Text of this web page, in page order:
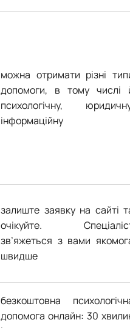
можна отримати різні
допомоги, в тому числі
психологічну,
інформаційну
залиште заявку на сайті
очікуйте.
зв’яжеться з вами
швидше
безкоштовна
допомога онлайн: 30